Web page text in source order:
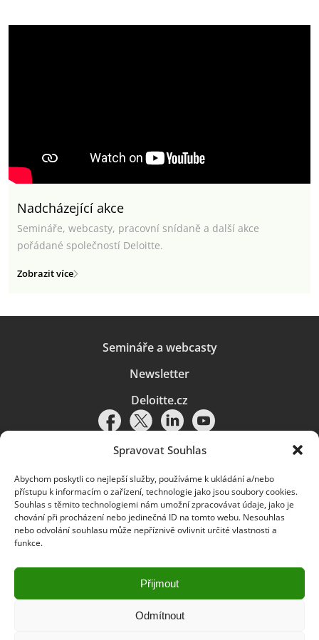
Spravovat Souhlas
Abychom poskytli co nejlepší služby, používáme k ukládání a/nebo
přístupu k informacím o zařízení, technologie jako jsou soubory cookies.
Souhlas s těmito technologiemi nám umožní zpracovávat údaje, jako je
chování při procházení nebo jedinečná ID na tomto webu. Nesouhlas
nebo odvolání souhlasu může nepříznivě ovlivnit určité vlastnosti a
funkce.
Přijmout
Odmítnout
Nadcházející akce
Semináře, webcasty, pracovní snídaně a další akce
pořádané společností Deloitte.
Zobrazit více
Semináře a webcasty
Newsletter
Deloitte.cz
Pravidla používání|Ochrana osobních údajů|Soubory cookies |
Deloitte.cz
© 2026. Více informací najdete vPravidlech používání.
Deloitte označuje jednu či více společností globální sítě členských
a přidružené subjekty (souhrnně „organizace Deloitte“). Společnost DTTL
(rovněž označovaná jako „Deloitte Global“) a každá z jejích členských
společností a jejich přidružených subjektů je samostatným a nezávislým
právním subjektem, který není oprávněn zavazovat nebo přijímat závazky
za jinou z těchto členských společností a jejich přidružených subjektů ve